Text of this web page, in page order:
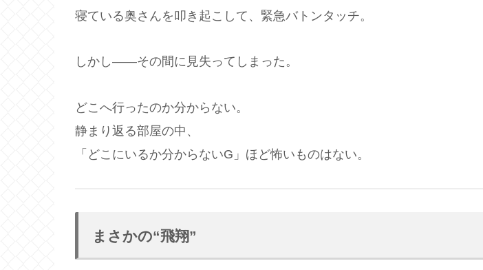
寝ている奥さんを叩き起こして、緊急バトンタッチ。
しかし——その間に見失ってしまった。
どこへ行ったのか分からない。
静まり返る部屋の中、
「どこにいるか分からないG」ほど怖いものはない。
まさかの“飛翔”